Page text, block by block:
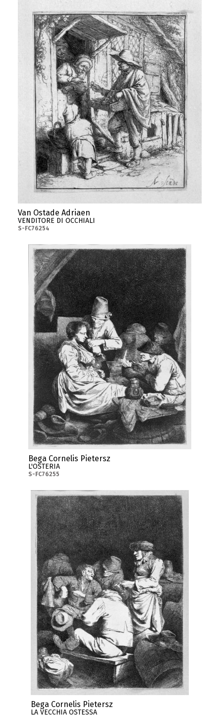
Van Ostade Adriaen
VENDITORE DI OCCHIALI
S-FC76254
Bega Cornelis Pietersz
L'OSTERIA
S-FC76255
Bega Cornelis Pietersz
LA VECCHIA OSTESSA